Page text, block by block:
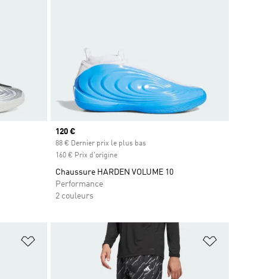
Prix actuel
120 €
88 € Dernier prix le plus bas
160 € Prix d'origine
Chaussure HARDEN VOLUME 10
Performance
2 couleurs
Ajouter à la Liste de produits favoris